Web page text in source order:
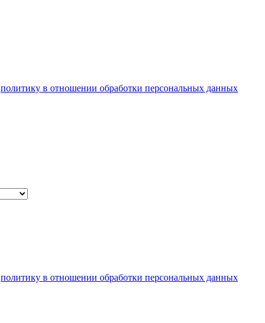
политику в отношении обработки персональных данных
политику в отношении обработки персональных данных